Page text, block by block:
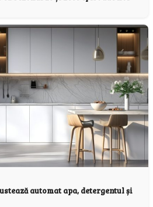
automat apa, detergentul și